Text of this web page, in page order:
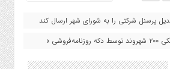
پرسنل شرکتی را به شورای شهر ارسال کند
»